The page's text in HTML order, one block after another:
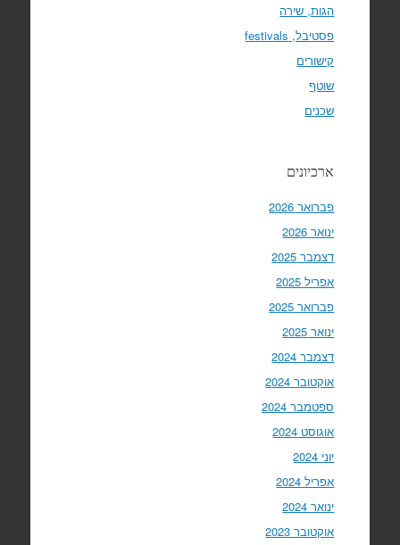
הגות, שירה
פסטיבל, festivals
קישורים
שוטף
שכנים
ארכיונים
פברואר 2026
ינואר 2026
דצמבר 2025
אפריל 2025
פברואר 2025
ינואר 2025
דצמבר 2024
אוקטובר 2024
ספטמבר 2024
אוגוסט 2024
יוני 2024
אפריל 2024
ינואר 2024
אוקטובר 2023